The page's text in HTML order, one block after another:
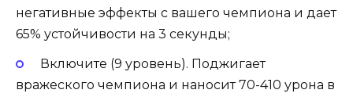
негативные эффекты с вашего чемпиона и дает
65% устойчивости на 3 секунды;
Включите (9 уровень). Поджигает
вражеского чемпиона и наносит 70-410 урона в